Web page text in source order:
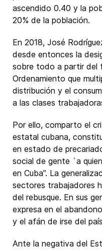
ascendido 0.40 y la
20% de la población.
En 2018, José
desde entonces la
sobre todo a partir del
Ordenamiento que
distribución y el
a las clases
Por ello, comparto el
estatal cubana,
en estado de
social de gente `a
en Cuba”. La
sectores trabajadores
del rebusque. En sus
expresa en el
y el afán de irse del
Ante la negativa del